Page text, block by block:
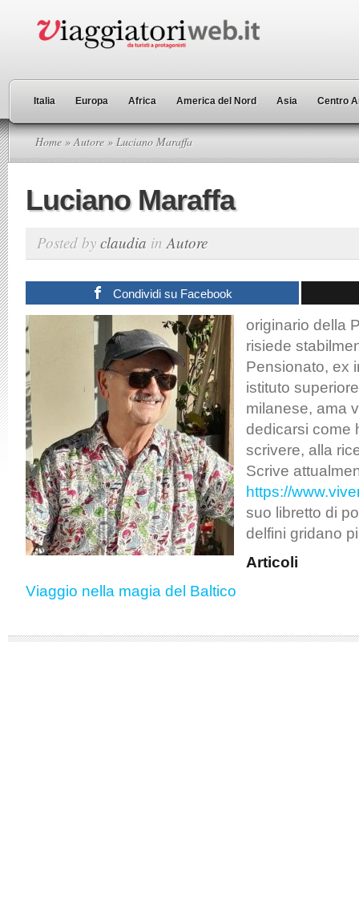
Italia Europa Africa America del Nord Asia Centro
Home »Autore » Luciano Maraffa
Luciano Maraffa
Posted by claudia inAutore
Condividi su Facebook
originario della
risiede
Pensionato, ex
istituto
milanese, ama
dedicarsi come
scrivere, alla
Scrive
https://
suo libretto di
delfini gridano
Articoli
Viaggio nella magia del Baltico